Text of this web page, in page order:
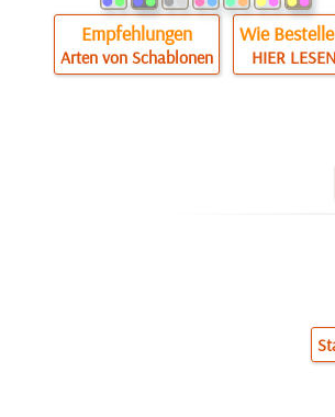
Empfehlungen
Arten von Schablonen
Wie
HIER